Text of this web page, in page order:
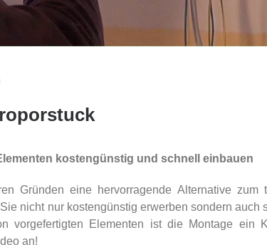
kostengünstig und schnell einbauen
Gründen eine hervorragende Alternative zum
nicht nur kostengünstig erwerben sondern auch
vorgefertigten Elementen ist die Montage ein
an!